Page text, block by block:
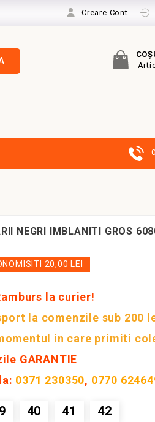
Creare Cont
NEGRI IMBLANITI GROS
20,00 LEI
la curier!
la comenzile sub 200
in care primiti
GARANTIE
0371 230350, 0770
40 41 42